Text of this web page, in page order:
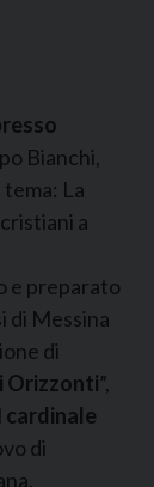
Bianchi,
La
a
e preparato
di Messina
di
Orizzonti”,
cardinale
di